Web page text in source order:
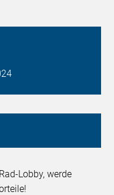
Lobby, werde